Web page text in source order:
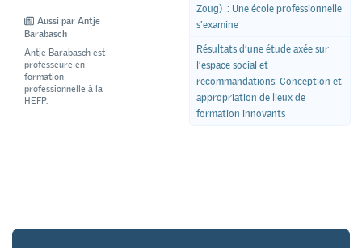
Aussi par Antje
Barabasch
Antje Barabasch est
professeure en
formation
professionnelle à la
HEFP.
Zoug) : Une école professionnelle
s’examine
Résultats d’une étude axée sur
l’espace social et
recommandations: Conception et
appropriation de lieux de
formation innovants